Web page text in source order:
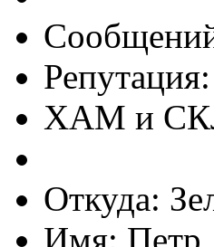
ХАМ и
Откуда: